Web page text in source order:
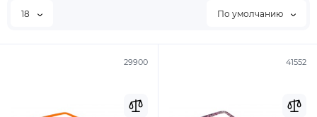
18 По умолчанию
29900 41552